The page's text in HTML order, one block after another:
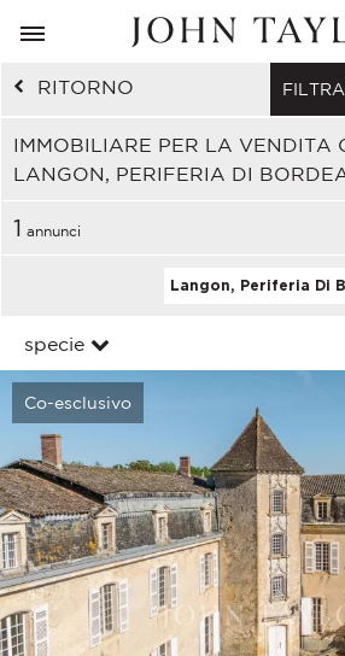
RITORNO
IMMOBILIARE PER LA VENDITA
LANGON, PERIFERIA DI
1 annunci
Langon, Periferia Di
specie
Co-esclusivo